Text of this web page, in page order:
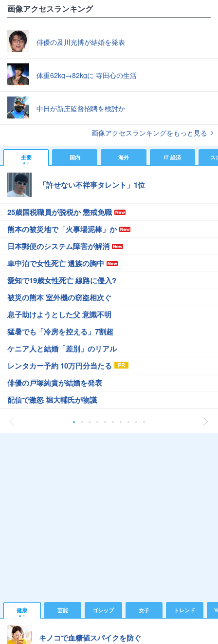
画像アクセスランキング
俳優の及川光博が結婚を発表
体重62kg→82kgに 寺田心の生活
中日が新庄監督招聘を検討か
画像アクセスランキングをもっと見る
主要 国内 海外 IT 経済 ス
「許せない不祥事タレント」1位
25歳国税職員が脱税か 懲戒免職
熊本の被災地で「火事場泥棒」か
日本郵便のシステム障害が解消
車中泊で女性死亡 遺族の胸中
愛知で19歳女性死亡 線路に侵入?
被災の熊本 室外機の窃盗相次ぐ
息子助けようとした父 意識不明
猛暑でも「冷房を控える」7割超
ケニア人と結婚「差別」のリアル
レンタカー予約 10万円分当たる
俳優の戸塚純貴が結婚を発表
配信で激怒 堀大輔氏が物議
健康 芸能 ゴシップ 女子 トレンド
キノコで血糖値スパイクを防ぐ